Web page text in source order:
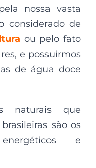
nossa vasta
considerado de
ou pelo fato
e possuirmos
de água doce
naturais que
são os
e